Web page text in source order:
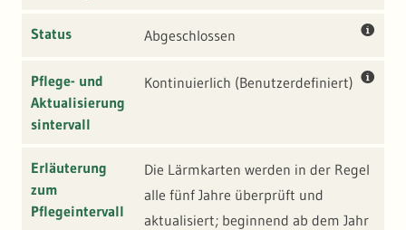
Verkehrsdaten der Straßenbauverwaltung, teilweise
Status Abgeschlossen
Pflege- und
Aktualisierung
sintervall
Kontinuierlich (benutzerdefiniert)
Erläuterung
zum
Pflegeintervall
Die Lärmkarten werden in der Regel
alle fünf Jahre überprüft und
aktualisiert; beginnend ab dem Jahr